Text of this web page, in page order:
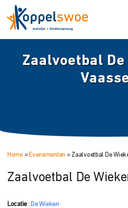
Zaalvoetbal
Home» Evenementen » Zaalvoetbal De
Zaalvoetbal De
Locatie : De Wieken